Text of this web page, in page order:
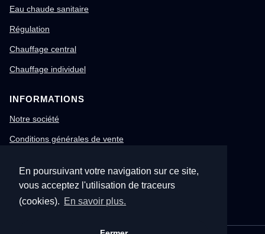
En poursuivant votre navigation sur ce site,
vous acceptez l'utilisation de traceurs
(cookies). En savoir plus.
Eau chaude sanitaire
Régulation
Chauffage central
Chauffage individuel
INFORMATIONS
Notre société
Conditions générales de vente
Gestion des cookies
Confidentialité & RGPD